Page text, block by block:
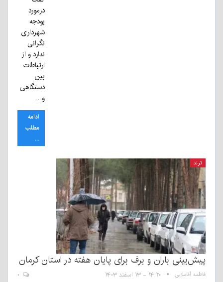
درمورد
بودجه
شهرداری
نگرانی
ندارد و از
ارتباطات
بین
دستگاهی
و…
ادامه
مطلب
...
ترند
پیش‌بینی باران و برف برای پایان هفته در استان کرمان
فاطمه آقاملایی ۱۴:۲۰ - ۱۳ اسفند ۱۴۰۳